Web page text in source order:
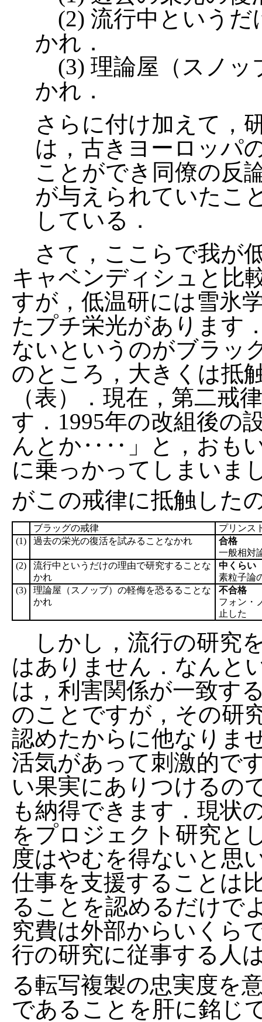
(2) 流行中というだ
かれ．
(3) 理論屋（スノッ
かれ．
さらに付け加えて，
は，古きヨーロッパ
ことができ同僚の反
が与えられていたこ
している．
さて，ここらで我が
キャベンディシュと比
すが，低温研には雪氷
たプチ栄光があります
ないというのがブラッ
のところ，大きくは抵
（表）．現在，第二戒
す．1995年の改組後の
んとか‥‥」と，おも
に乗っかってしまいま
がこの戒律に抵触した
ブラッグの戒律
プリンス
(1)
過去の栄光の復活を試みることなかれ
合格
一般相対
(2)
流行中というだけの理由で研究することな
かれ
中くらい
素粒子論
(3)
理論屋（スノッブ）の軽侮を恐るることな
かれ
不合格
フォン・
止した
しかし，流行の研究
はありません．なんと
は，利害関係が一致す
のことですが，その研
認めたからに他なりま
活気があって刺激的で
い果実にありつけるの
も納得できます．現状
をプロジェクト研究と
度はやむを得ないと思
仕事を支援することは
ることを認めるだけで
究費は外部からいくら
行の研究に従事する人
る転写複製の忠実度を
であることを肝に銘じ